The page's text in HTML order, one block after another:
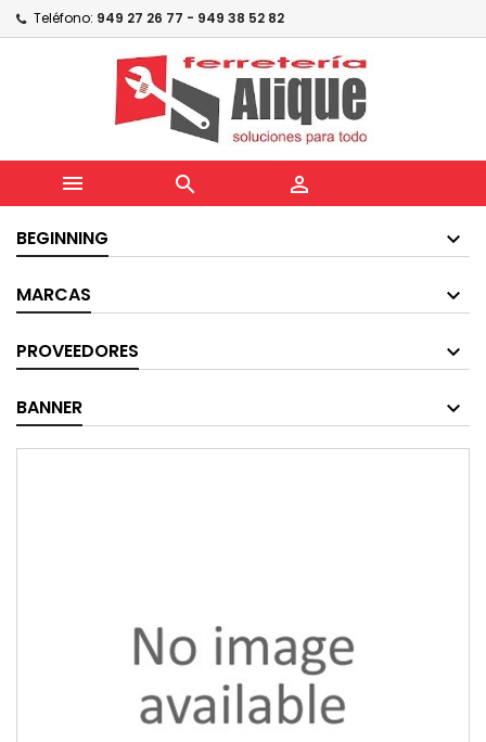
Teléfono: 949 27 26 77 - 949 38 52 82
  
BEGINNING
MARCAS
PROVEEDORES
BANNER